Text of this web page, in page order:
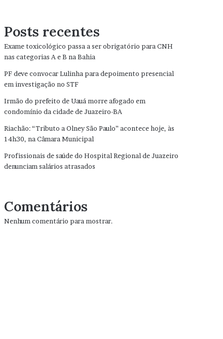
Posts recentes
Exame toxicológico passa a ser obrigatório para CNH
nas categorias A e B na Bahia
PF deve convocar Lulinha para depoimento presencial
em investigação no STF
Irmão do prefeito de Uauá morre afogado em
condomínio da cidade de Juazeiro-BA
Riachão: “Tributo a Olney São Paulo” acontece hoje, às
14h30, na Câmara Municipal
Profissionais de saúde do Hospital Regional de Juazeiro
denunciam salários atrasados
Comentários
Nenhum comentário para mostrar.